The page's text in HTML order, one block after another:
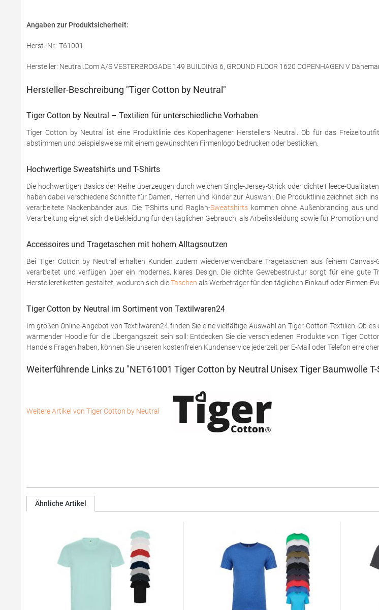
Angaben zur Produktsicherheit:
Herst.-Nr.: T61001
Hersteller: Neutral.Com A/S VESTERBROGADE 149 BUILDING 6, GROUND FLOOR 1620 COPENHAGEN V
Hersteller-Beschreibung "Tiger Cotton by Neutral"
Tiger Cotton by Neutral – Textilien für unterschiedliche Vorhaben
Tiger Cotton by Neutral ist eine Produktlinie des Kopenhagener Herstellers Neutral. Ob für das
abstimmen und beispielsweise mit einem gewünschten Firmenlogo bedrucken oder besticken.
Hochwertige Sweatshirts und T-Shirts
Die hochwertigen Basics der Reihe überzeugen durch weichen Single-Jersey-Strick oder dichte Fleece-
haben dabei verschiedene Schnitte für Damen, Herren und Kinder zur Auswahl. Die Produktlinie zeichnet sich
verarbeitete Nackenbänder aus. Die T-Shirts und Raglan-Sweatshirtskommen ohne Außenbranding aus
Verarbeitung eignet sich die Bekleidung für den täglichen Gebrauch, als Arbeitskleidung sowie für Promotion und
Accessoires und Tragetaschen mit hohem Alltagsnutzen
Bei Tiger Cotton by Neutral erhalten Kunden zudem wiederverwendbare Tragetaschen aus feinem
verarbeitet und verfügen über ein modernes, klares Design. Die dichte Gewebestruktur sorgt für eine
Herstelleretiketten gestaltet, wodurch sich dieTaschen als Werbeträger für den täglichen Einkauf oder Firmen-
Tiger Cotton by Neutral im Sortiment von Textilwaren24
Im großen Online-Angebot von Textilwaren24 finden Sie eine vielfältige Auswahl an Tiger-Cotton-Textilien. Ob
wärmender Hoodie für die Übergangszeit sein soll: Entdecken Sie die verschiedenen Produkte von Tiger
Handels Fragen haben, können Sie unseren kostenfreien Kundenservice jederzeit per E-Mail oder Telefon
Weiterführende Links zu "NET61001 Tiger Cotton by Neutral Unisex Tiger Baumwolle T-
Weitere Artikel von Tiger Cotton by Neutral
Ähnliche Artikel